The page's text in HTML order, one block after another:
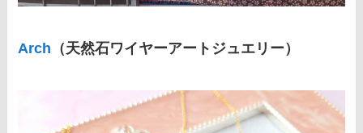
Arch （天然石ワイヤーアートジュエリー）